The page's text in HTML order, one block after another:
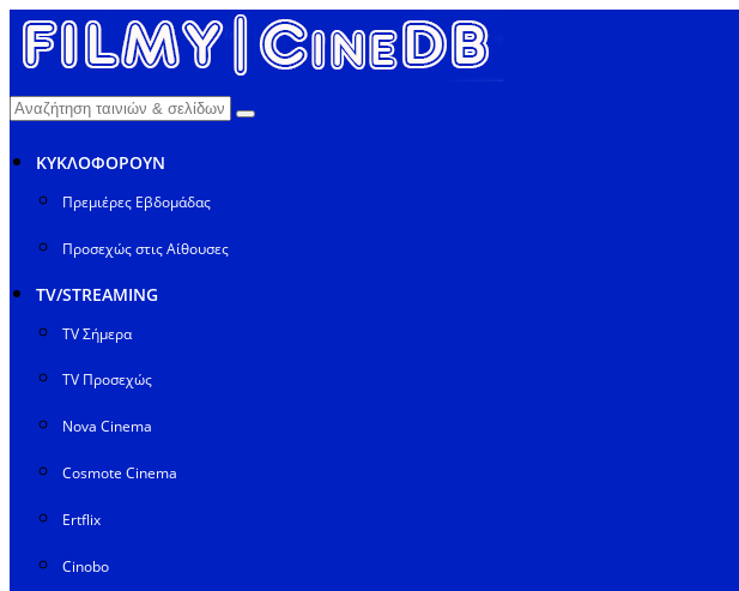
ΚΥΚΛΟΦΟΡΟΥΝ
Πρεμιέρες Εβδομάδας
Προσεχώς στις Αίθουσες
TV/STREAMING
TV Σήμερα
TV Προσεχώς
Nova Cinema
Cosmote Cinema
Ertflix
Cinobo